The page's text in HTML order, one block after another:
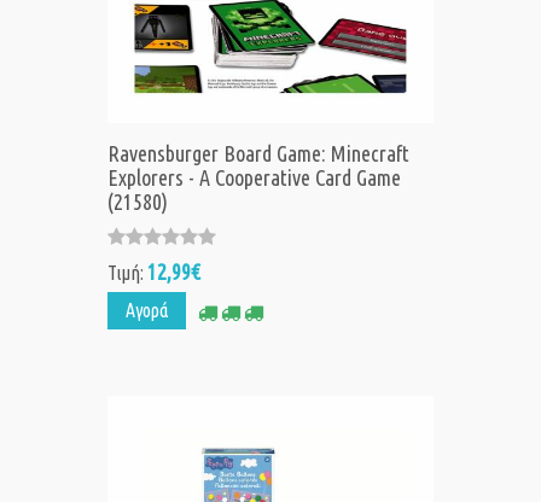
Ravensburger Board Game: Minecraft
Explorers - A Cooperative Card Game
(21580)
Τιμή: 12,99€
Αγορά